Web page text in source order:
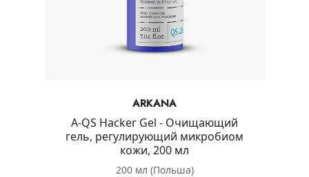
ARKANA
A-QS Hacker Gel - Очищающий
гель, регулирующий микробиом
кожи, 200 мл
200 мл (Польша)